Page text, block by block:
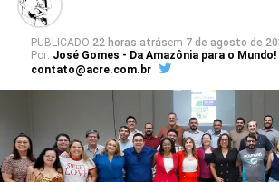
PUBLICADO 22 horas atrásem 7 de agosto de
Por: José Gomes - Da Amazônia para o Mundo!
contato@acre.com.br